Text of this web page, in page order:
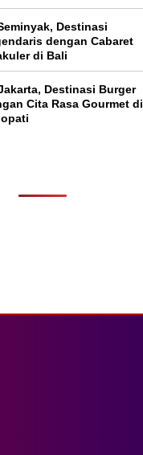
Destinasi
dengan Cabaret
di Bali
Destinasi Burger
Cita Rasa Gourmet di